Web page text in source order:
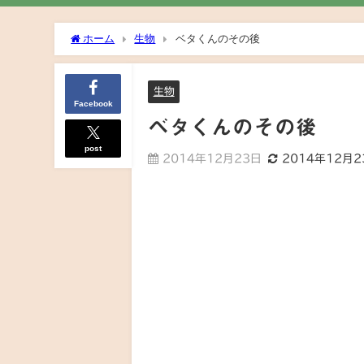
ホーム 生物 ベタくんのその後
Facebook
post
生物
ベタくんのその後
2014年12月23日 2014年12月